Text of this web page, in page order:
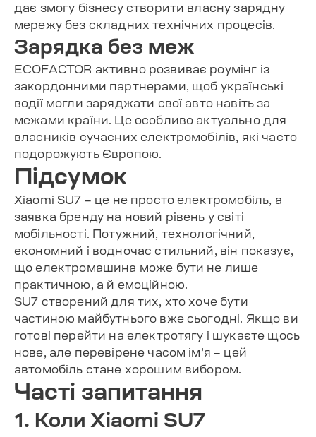
дає змогу бізнесу створити власну зарядну
мережу без складних технічних процесів.
Зарядка без меж
ECOFACTOR активно розвиває роумінг із
закордонними партнерами, щоб українські
водії могли заряджати свої авто навіть за
межами країни. Це особливо актуально для
власників сучасних електромобілів, які часто
подорожують Європою.
Підсумок
Xiaomi SU7 – це не просто електромобіль, а
заявка бренду на новий рівень у світі
мобільності. Потужний, технологічний,
економний і водночас стильний, він показує,
що електромашина може бути не лише
практичною, а й емоційною.
SU7 створений для тих, хто хоче бути
частиною майбутнього вже сьогодні. Якщо ви
готові перейти на електротягу і шукаєте щось
нове, але перевірене часом ім’я – цей
автомобіль стане хорошим вибором.
Часті запитання
1. Коли Xiaomi SU7